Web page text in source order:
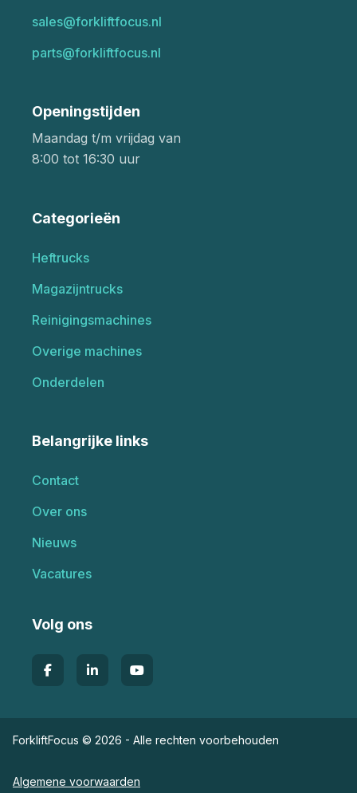
sales@forkliftfocus.nl
parts@forkliftfocus.nl
Openingstijden
Maandag t/m vrijdag van
8:00 tot 16:30 uur
Categorieën
Heftrucks
Magazijntrucks
Reinigingsmachines
Overige machines
Onderdelen
Belangrijke links
Contact
Over ons
Nieuws
Vacatures
Volg ons
ForkliftFocus © 2026 - Alle rechten voorbehouden
Algemene voorwaarden